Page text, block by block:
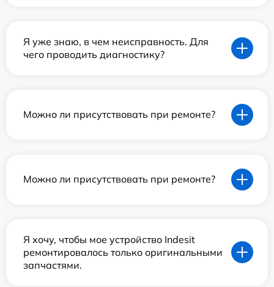
Я уже знаю, в чем неисправность. Для
чего проводить диагностику?
Можно ли присутствовать при ремонте?
Можно ли присутствовать при ремонте?
Я хочу, чтобы мое устройство Indesit
ремонтировалось только оригинальными
запчастями.